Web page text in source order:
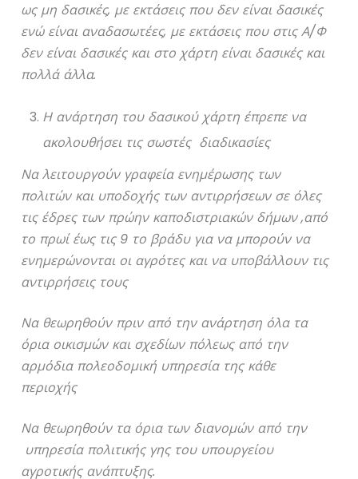
ως μη δασικές, με εκτάσεις που δεν είναι δασικές
ενώ είναι αναδασωτέες, με εκτάσεις που στις Α/Φ
δεν είναι δασικές και στο χάρτη είναι δασικές και
πολλά άλλα.
Η ανάρτηση του δασικού χάρτη έπρεπε να
ακολουθήσει τις σωστές διαδικασίες
Να λειτουργούν γραφεία ενημέρωσης των
πολιτών και υποδοχής των αντιρρήσεων σε όλες
τις έδρες των πρώην καποδιστριακών δήμων ,από
το πρωί έως τις 9 το βράδυ για να μπορούν να
ενημερώνονται οι αγρότες και να υποβάλλουν τις
αντιρρήσεις τους
Να θεωρηθούν πριν από την ανάρτηση όλα τα
όρια οικισμών και σχεδίων πόλεως από την
αρμόδια πολεοδομική υπηρεσία της κάθε
περιοχής
Να θεωρηθούν τα όρια των διανομών από την
υπηρεσία πολιτικής γης του υπουργείου
αγροτικής ανάπτυξης.